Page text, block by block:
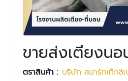
ขายส่งเตียงนอ
ตราสินค้า : บริษัท สมาร์ทเท็กซ์